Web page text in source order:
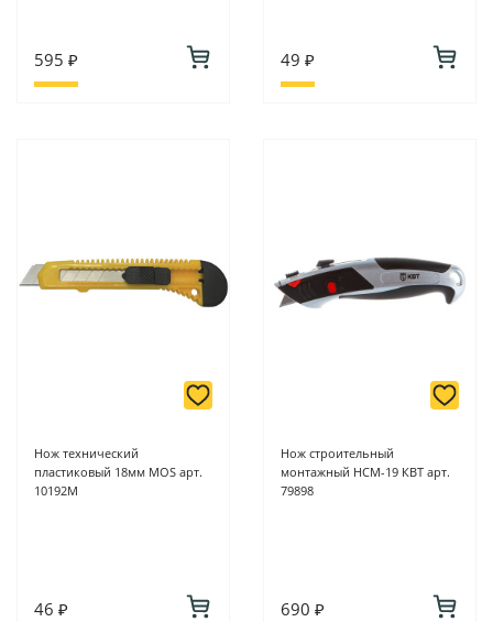
595 ₽ 49 ₽
Нож технический
пластиковый 18мм MOS арт.
10192М
46 ₽
Нож строительный
монтажный НСМ-19 КВТ арт.
79898
690 ₽